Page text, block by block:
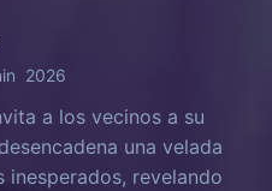
2026
a los vecinos a su
una velada
inesperados, revelando